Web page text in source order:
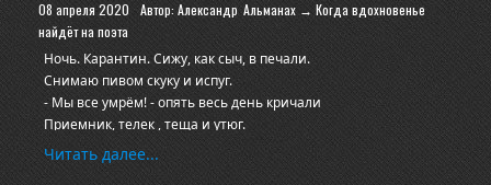
08 апреля 2020 Автор: Александр Альманах → Когда вдохновенье
найдёт на поэта
Ночь. Карантин. Сижу, как сыч, в печали.
Снимаю пивом скуку и испуг.
- Мы все умрём! - опять весь день кричали
Приемник, телек , теща и утюг.
Читать далее...